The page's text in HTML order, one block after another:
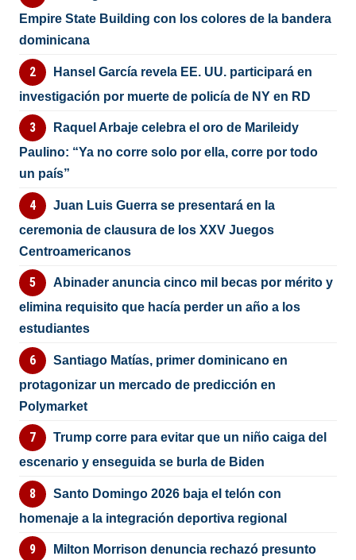
Empire State Building con los colores de la bandera
dominicana
Hansel García revela EE. UU. participará en
investigación por muerte de policía de NY en RD
Raquel Arbaje celebra el oro de Marileidy
Paulino: “Ya no corre solo por ella, corre por todo
un país”
Juan Luis Guerra se presentará en la
ceremonia de clausura de los XXV Juegos
Centroamericanos
Abinader anuncia cinco mil becas por mérito y
elimina requisito que hacía perder un año a los
estudiantes
Santiago Matías, primer dominicano en
protagonizar un mercado de predicción en
Polymarket
Trump corre para evitar que un niño caiga del
escenario y enseguida se burla de Biden
Santo Domingo 2026 baja el telón con
homenaje a la integración deportiva regional
Milton Morrison denuncia rechazó presunto